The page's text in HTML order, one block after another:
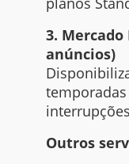
3.
anúncios)
Outros